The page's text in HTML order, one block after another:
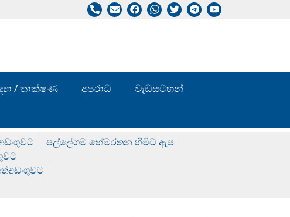
/ තාක්ෂණ අපරාධ
වැඩසටහන්
පල්ලේගම හේමරතන හිමිට ඇප